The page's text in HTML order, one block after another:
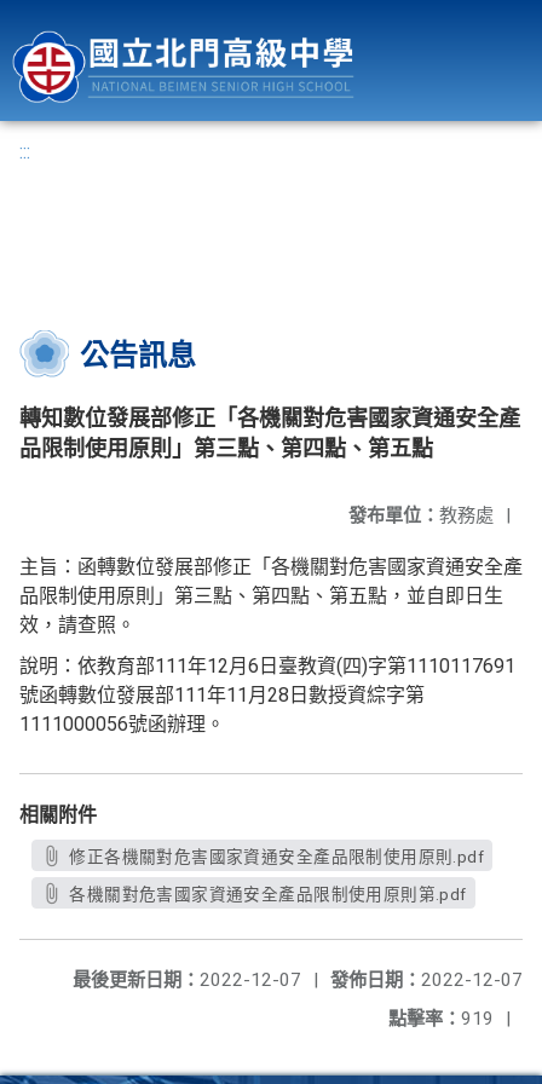
:::
公告訊息
轉知數位發展部修正「各機關對危害國家資通安全產
品限制使用原則」第三點、第四點、第五點
發布單位： 教務處 |
主旨：函轉數位發展部修正「各機關對危害國家資通安全產
品限制使用原則」第三點、第四點、第五點，並自即日生
效，請查照。
說明：依教育部111年12月6日臺教資(四)字第1110117691
號函轉數位發展部111年11月28日數授資綜字第
1111000056號函辦理。
相關附件
修正各機關對危害國家資通安全產品限制使用原則.pdf
各機關對危害國家資通安全產品限制使用原則第.pdf
發佈日期： 2022-12-07
最後更新日期： 2022-12-07
|
點擊率： 919 |